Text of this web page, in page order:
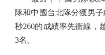
隊和中國台北隊分獲男
秒260的成績率先衝線，
3名。